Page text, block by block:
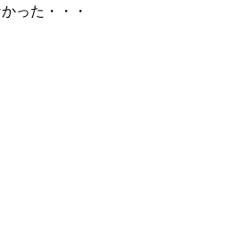
った・・・